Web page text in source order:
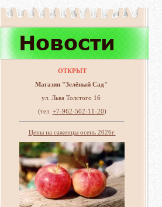
ОТКРЫТ
Магазин "Зелёный Сад"
ул. Льва Толстого 16
(тел. +7-962-502-11-20)
Цены на саженцы осень 2026г.